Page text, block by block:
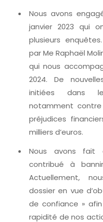
Nous avons
janvier 2023 qui
plusieurs
par Me Raphaël
qui nous
2024. De
initiées dans
notamment
préjudices
milliers d’euros.
Nous avons fait
contribué à
Actuellement,
dossier en vue
de confiance »
rapidité de nos